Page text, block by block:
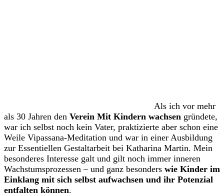
Als ich vor mehr
als 30 Jahren den Verein Mit Kindern wachsen gründete,
war ich selbst noch kein Vater, praktizierte aber schon eine
Weile Vipassana-Meditation und war in einer Ausbildung
zur Essentiellen Gestaltarbeit bei Katharina Martin. Mein
besonderes Interesse galt und gilt noch immer inneren
Wachstumsprozessen – und ganz besonders wie Kinder im
Einklang mit sich selbst aufwachsen und ihr Potenzial
entfalten können.